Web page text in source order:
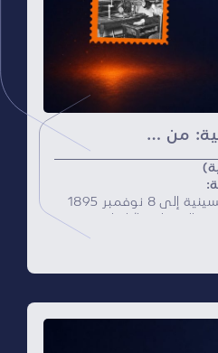
رحلة الأشعة السينية: من ظل اليد إلى التشخيص الدقيق
يعود اكتشاف الأشعة السينية إلى 8 نوفمبر 1895
الفيزيائي الألماني
أشعة غامضة أثناء تجاربه
الشفافة وإظهار هياكل
السينية في الطب،